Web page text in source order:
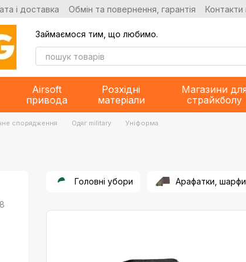
і доставка Обмін та повернення, гарантія Контакти
Займаємося тим, що любимо.
Airsoft
привода
Розхідні
матеріали
Магазини
страйкболу
спорядження Одяг military Уніформа
Головні убори Арафатки,